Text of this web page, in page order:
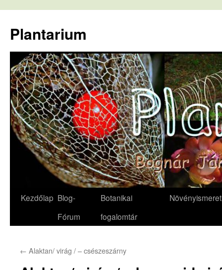
tartalomba
Plantarium
Kezdőlap Blog-
Fórum
Botanikai
fogalomtár
Növényismeret
← Alaktan/ virág / – csészeszárny